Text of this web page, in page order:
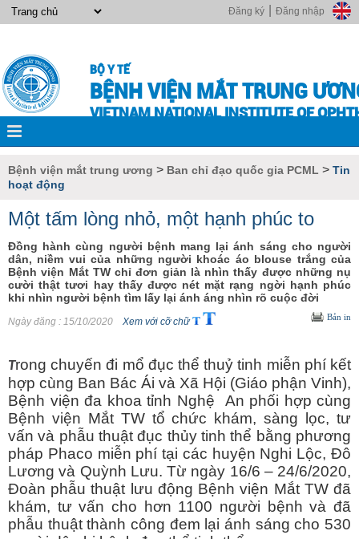
Đăng nhập
Đăng ký
BỘ Y TẾ
BỆNH VIỆN MẮT TRUNG
VIETNAM NATIONAL INSTITUTE OF
Bệnh viện mắt trung ương > Ban chỉ đạo quốc gia PCML > Tin
hoạt động
Một tấm lòng nhỏ, một hạnh phúc to
Đồng hành cùng người bệnh mang lại ánh sáng cho người
dân, niềm vui của những người khoác áo blouse trắng của
Bệnh viện Mắt TW chỉ đơn giản là nhìn thấy được những nụ
cười thật tươi hay thấy được nét mặt rạng ngời hạnh phúc
khi nhìn người bệnh tìm lấy lại ánh áng nhìn rõ cuộc đời
Ngày đăng : 15/10/2020 Xem với cỡ chữ Bản in
Trong chuyến đi mổ đục thể thuỷ tinh miễn phí kết
hợp cùng Ban Bác Ái và Xã Hội (Giáo phận Vinh),
Bệnh viện đa khoa tỉnh Nghệ An phối hợp cùng
Bệnh viện Mắt TW tổ chức khám, sàng lọc, tư
vấn và phẫu thuật đục thủy tinh thể bằng phương
pháp Phaco miễn phí tại các huyện Nghi Lộc, Đô
Lương và Quỳnh Lưu. Từ ngày 16/6 – 24/6/2020,
Đoàn phẫu thuật lưu động Bệnh viện Mắt TW đã
khám, tư vấn cho hơn 1100 người bệnh và đã
phẫu thuật thành công đem lại ánh sáng cho 530